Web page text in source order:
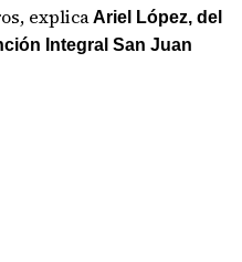
explicaAriel López, del
Integral San Juan